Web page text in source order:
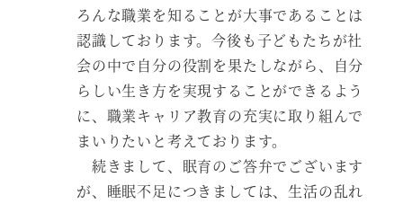
ろんな職業を知ることが大事であることは
認識しております。今後も子どもたちが社
会の中で自分の役割を果たしながら、自分
らしい生き方を実現することができるよう
に、職業キャリア教育の充実に取り組んで
まいりたいと考えております。
続きまして、眠育のご答弁でございます
が、睡眠不足につきましては、生活の乱れ